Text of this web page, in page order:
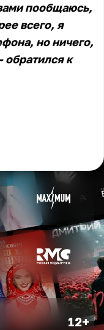
пообщаюсь,
всего, я
но ничего,
к
12+